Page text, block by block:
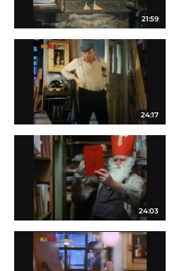
21:59
24:17
24:03